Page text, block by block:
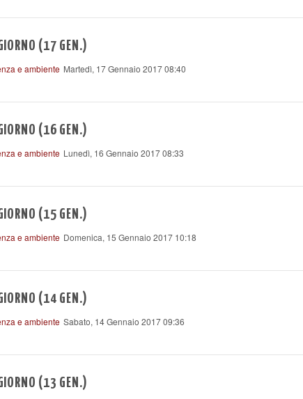
(17 GEN.)
e ambiente Martedì, 17 Gennaio 2017 08:40
(16 GEN.)
e ambiente Lunedì, 16 Gennaio 2017 08:33
(15 GEN.)
e ambiente Domenica, 15 Gennaio 2017 10:18
(14 GEN.)
e ambiente Sabato, 14 Gennaio 2017 09:36
(13 GEN.)